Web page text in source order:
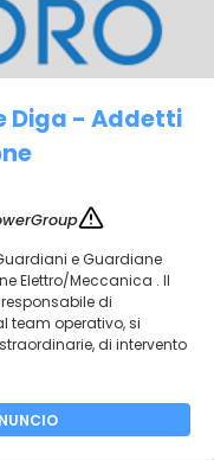
Diga - Addetti
e Guardiane
Elettro/Meccanica . Il
di
team operativo, si
di intervento